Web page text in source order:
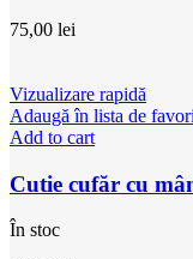
75,00 lei
Vizualizare rapidă
Adaugă în lista de
Add to cart
Cutie cufăr cu
În stoc